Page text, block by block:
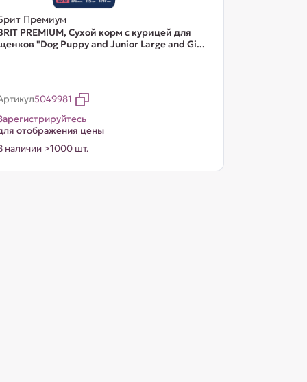
Премиум
PREMIUM, Сухой корм с курицей для
"Dog Puppy and Junior Large and Gi...
5049981
отображения цены
наличии >1000 шт.